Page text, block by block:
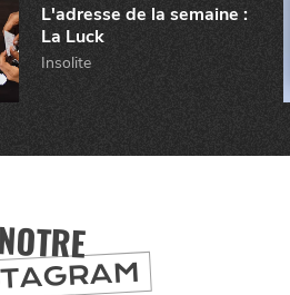
L'adresse de la semaine :
La Luck
Insolite